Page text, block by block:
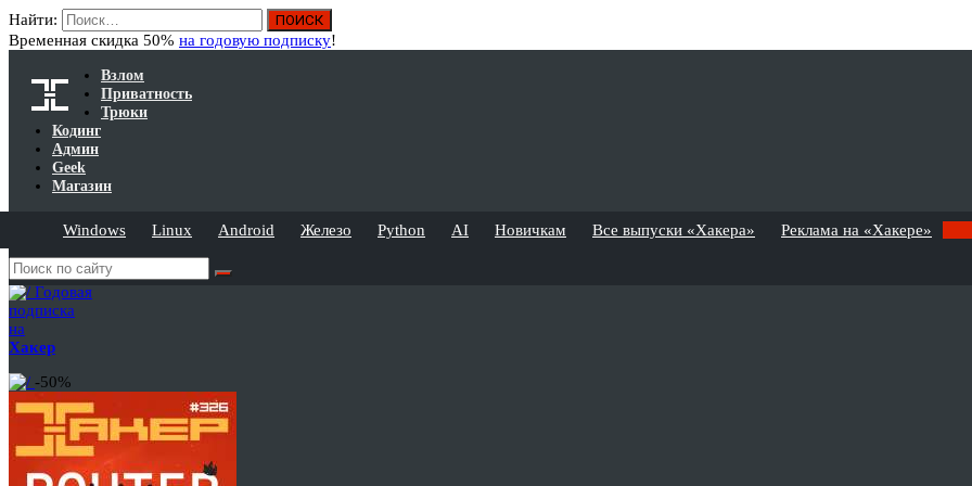
Найти:
Временная скидка 50% на годовую подписку!
Взлом
Приватность
Трюки
Кодинг
Админ
Geek
Магазин
Windows Linux Android Железо Python AI Новичкам Все выпуски «Хакера» Реклама на «Хакере»
Годовая
подписка
на
Хакер
-50%